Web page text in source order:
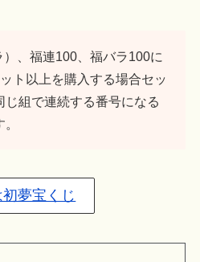
、福連100、福バラ100に
ト以上を購入する場合セッ
じ組で連続する番号になる
夢宝くじ